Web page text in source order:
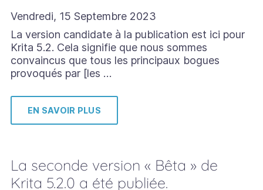
Vendredi, 15 Septembre 2023
La version candidate à la publication est ici pour
Krita 5.2. Cela signifie que nous sommes
convaincus que tous les principaux bogues
provoqués par [les …
EN SAVOIR PLUS
La seconde version « Bêta » de
Krita 5.2.0 a été publiée.